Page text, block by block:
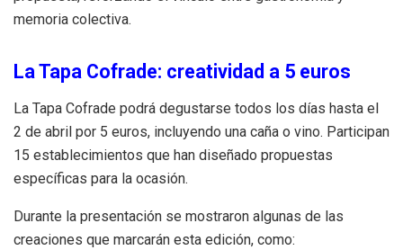
memoria colectiva.
La Tapa Cofrade: creatividad a 5 euros
La Tapa Cofrade podrá degustarse todos los días hasta el
2 de abril por 5 euros, incluyendo una caña o vino. Participan
15 establecimientos que han diseñado propuestas
específicas para la ocasión.
Durante la presentación se mostraron algunas de las
creaciones que marcarán esta edición, como: